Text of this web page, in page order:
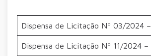
Dispensa de Licitação Nº 03/2024 –
Dispensa de Licitação Nº 11/2024 –